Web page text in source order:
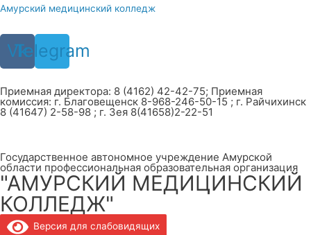
Перейти
содержимому
Амурский медицинский колледж
Vk
Telegram
Приемная директора: 8 (4162) 42-42-75; Приемная
комиссия: г. Благовещенск 8-968-246-50-15 ; г. Райчихинск
8 (41647) 2-58-98 ; г. Зея 8(41658)2-22-51
Государственное автономное учреждение Амурской
области профессиональная образовательная организация
"АМУРСКИЙ МЕДИЦИНСКИЙ
КОЛЛЕДЖ"
Версия для слабовидящих